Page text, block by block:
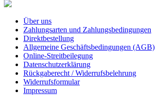
Über uns
Zahlungsarten und Zahlungsbedingungen
Direktbestellung
Allgemeine Geschäftsbedingungen (AGB)
Online-Streitbeilegung
Datenschutzerklärung
Rückgaberecht / Widerrufsbelehrung
Widerrufsformular
Impressum